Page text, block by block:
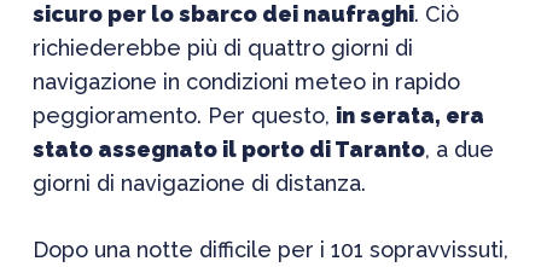
sicuro per lo sbarco dei naufraghi. Ciò
richiederebbe più di quattro giorni di
navigazione in condizioni meteo in rapido
peggioramento. Per questo, in serata, era
stato assegnato il porto di Taranto, a due
giorni di navigazione di distanza.
Dopo una notte difficile per i 101 sopravvissuti,